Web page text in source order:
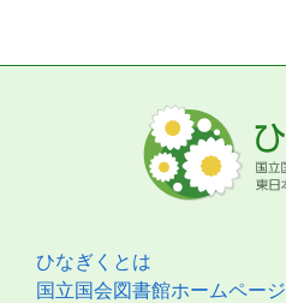
ひなぎくとは
国立国会図書館ホームページ